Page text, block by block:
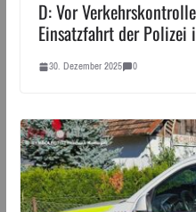
D: Vor
Einsatzfahrt der Polizei
30. Dezember 2025 0